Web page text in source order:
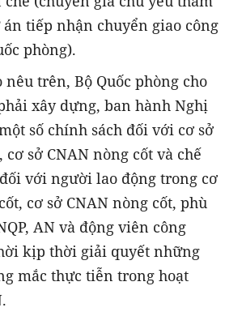
án tiếp nhận chuyển giao công
phòng).
trên, Bộ Quốc phòng cho
xây dựng, ban hành Nghị
số chính sách đối với cơ sở
cơ sở CNAN nòng cốt và chế
với người lao động trong cơ
cơ sở CNAN nòng cốt, phù
AN và động viên công
kịp thời giải quyết những
mắc thực tiễn trong hoạt